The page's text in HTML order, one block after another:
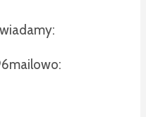
mailowo: